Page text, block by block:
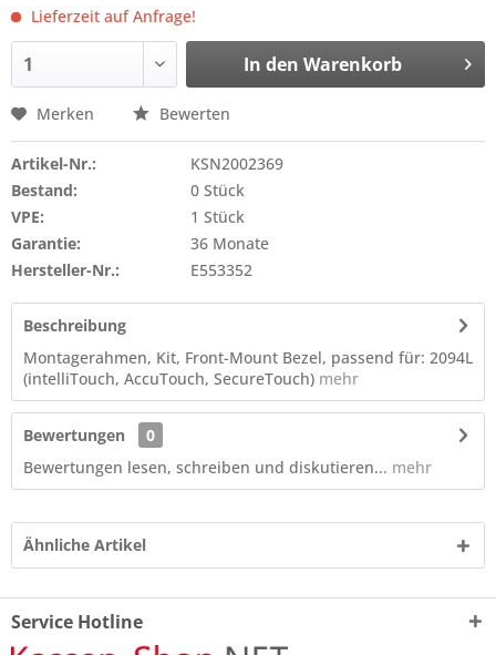
Lieferzeit auf Anfrage!
In den Warenkorb
Merken Bewerten
Artikel-Nr.:
KSN2002369
Bestand:
0 Stück
VPE:
1 Stück
Garantie:
36 Monate
Hersteller-Nr.:
E553352
Beschreibung
Montagerahmen, Kit, Front-Mount Bezel, passend für: 2094L
(intelliTouch, AccuTouch, SecureTouch) mehr
Bewertungen
0
Bewertungen lesen, schreiben und diskutieren... mehr
Ähnliche Artikel
Service Hotline